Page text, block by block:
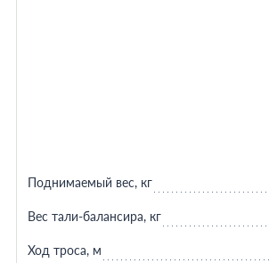
Поднимаемый вес, кг
Вес тали-балансира, кг
Ход троса, м